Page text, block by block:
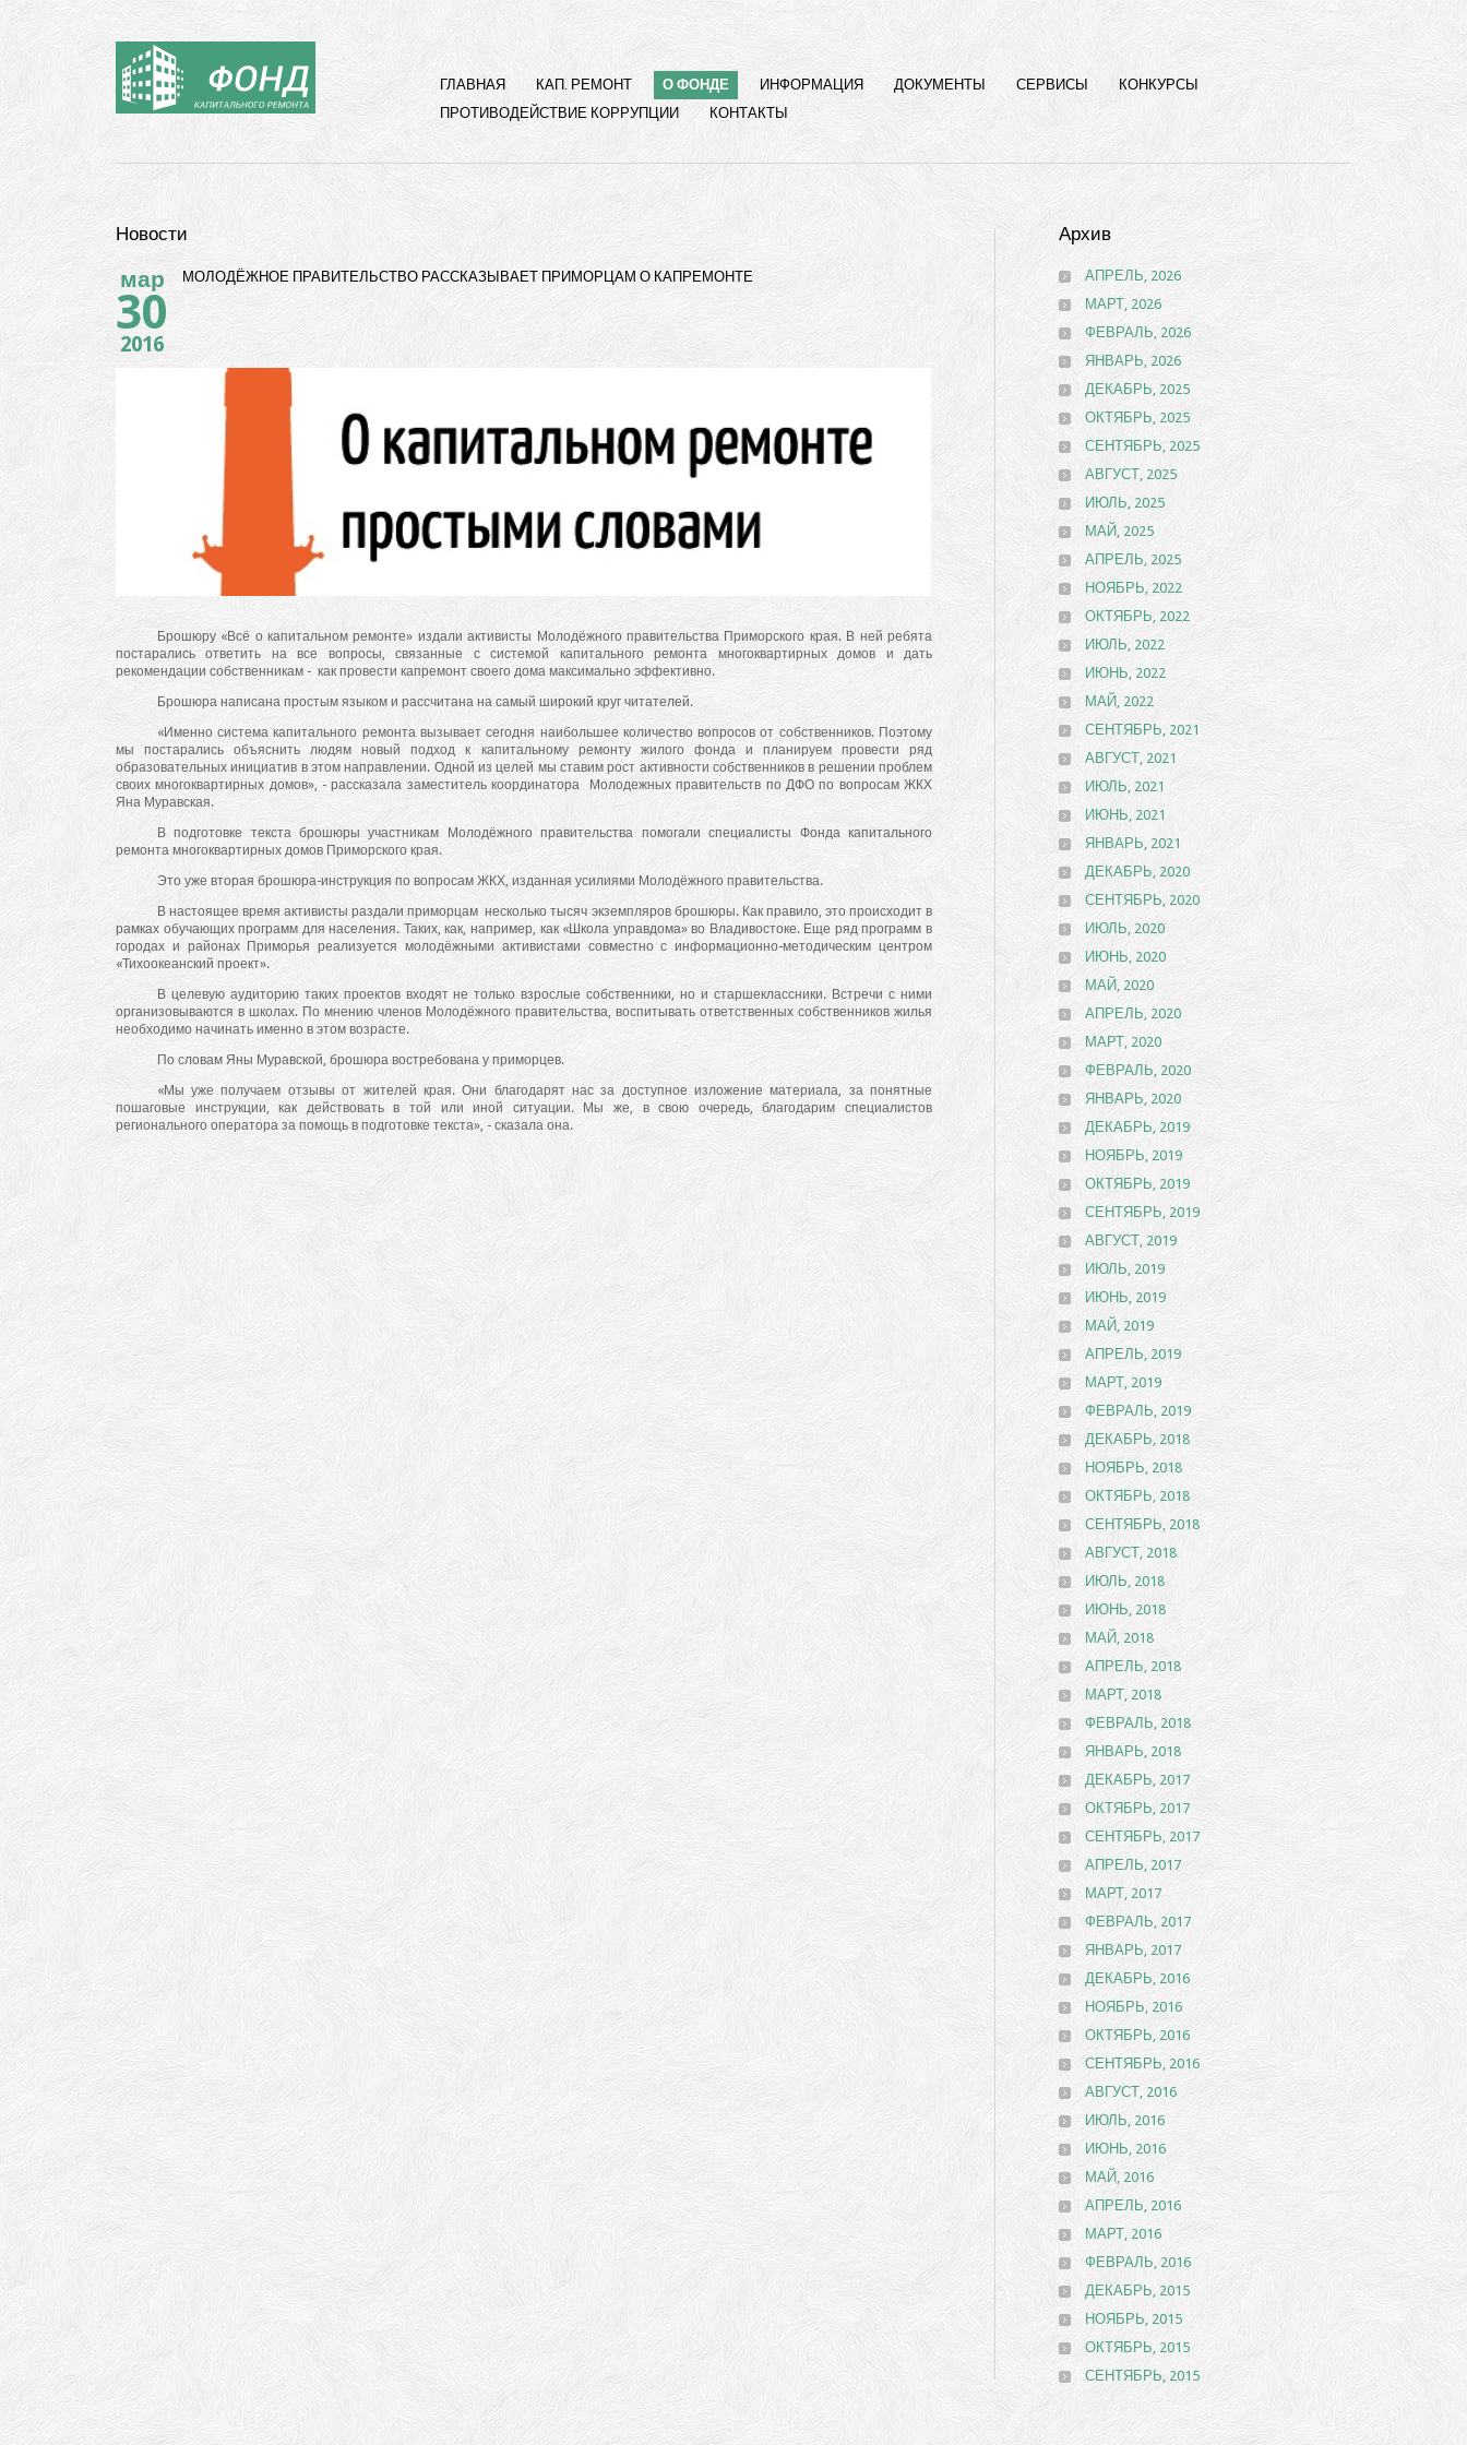
ГЛАВНАЯ КАП. РЕМОНТ О ФОНДЕ ИНФОРМАЦИЯ ДОКУМЕНТЫ СЕРВИСЫ
КОНКУРСЫ
ПРОТИВОДЕЙСТВИЕ КОРРУПЦИИ
КОНТАКТЫ
Новости
мар
30
2016
МОЛОДЁЖНОЕ ПРАВИТЕЛЬСТВО РАССКАЗЫВАЕТ ПРИМОРЦАМ О КАПРЕМОНТЕ
Брошюру «Всё о капитальном ремонте» издали активисты Молодёжного правительства Приморского края. В ней ребята
постарались ответить на все вопросы, связанные с системой капитального ремонта многоквартирных домов и дать
рекомендации собственникам - как провести капремонт своего дома максимально эффективно.
Брошюра написана простым языком и рассчитана на самый широкий круг читателей.
«Именно система капитального ремонта вызывает сегодня наибольшее количество вопросов от собственников. Поэтому
мы постарались объяснить людям новый подход к капитальному ремонту жилого фонда и планируем провести ряд
образовательных инициатив в этом направлении. Одной из целей мы ставим рост активности собственников в решении проблем
своих многоквартирных домов», - рассказала заместитель координатора Молодежных правительств по ДФО по вопросам ЖКХ
Яна Муравская.
В подготовке текста брошюры участникам Молодёжного правительства помогали специалисты Фонда капитального
ремонта многоквартирных домов Приморского края.
Это уже вторая брошюра-инструкция по вопросам ЖКХ, изданная усилиями Молодёжного правительства.
В настоящее время активисты раздали приморцам несколько тысяч экземпляров брошюры. Как правило, это происходит в
рамках обучающих программ для населения. Таких, как, например, как «Школа управдома» во Владивостоке. Еще ряд программ в
городах и районах Приморья реализуется молодёжными активистами совместно с информационно-методическим центром
«Тихоокеанский проект».
В целевую аудиторию таких проектов входят не только взрослые собственники, но и старшеклассники. Встречи с ними
организовываются в школах. По мнению членов Молодёжного правительства, воспитывать ответственных собственников жилья
необходимо начинать именно в этом возрасте.
По словам Яны Муравской, брошюра востребована у приморцев.
«Мы уже получаем отзывы от жителей края. Они благодарят нас за доступное изложение материала, за понятные
пошаговые инструкции, как действовать в той или иной ситуации. Мы же, в свою очередь, благодарим специалистов
регионального оператора за помощь в подготовке текста», - сказала она.
Архив
АПРЕЛЬ, 2026
МАРТ, 2026
ФЕВРАЛЬ, 2026
ЯНВАРЬ, 2026
ДЕКАБРЬ, 2025
ОКТЯБРЬ, 2025
СЕНТЯБРЬ, 2025
АВГУСТ, 2025
ИЮЛЬ, 2025
МАЙ, 2025
АПРЕЛЬ, 2025
НОЯБРЬ, 2022
ОКТЯБРЬ, 2022
ИЮЛЬ, 2022
ИЮНЬ, 2022
МАЙ, 2022
СЕНТЯБРЬ, 2021
АВГУСТ, 2021
ИЮЛЬ, 2021
ИЮНЬ, 2021
ЯНВАРЬ, 2021
ДЕКАБРЬ, 2020
СЕНТЯБРЬ, 2020
ИЮЛЬ, 2020
ИЮНЬ, 2020
МАЙ, 2020
АПРЕЛЬ, 2020
МАРТ, 2020
ФЕВРАЛЬ, 2020
ЯНВАРЬ, 2020
ДЕКАБРЬ, 2019
НОЯБРЬ, 2019
ОКТЯБРЬ, 2019
СЕНТЯБРЬ, 2019
АВГУСТ, 2019
ИЮЛЬ, 2019
ИЮНЬ, 2019
МАЙ, 2019
АПРЕЛЬ, 2019
МАРТ, 2019
ФЕВРАЛЬ, 2019
ДЕКАБРЬ, 2018
НОЯБРЬ, 2018
ОКТЯБРЬ, 2018
СЕНТЯБРЬ, 2018
АВГУСТ, 2018
ИЮЛЬ, 2018
ИЮНЬ, 2018
МАЙ, 2018
АПРЕЛЬ, 2018
МАРТ, 2018
ФЕВРАЛЬ, 2018
ЯНВАРЬ, 2018
ДЕКАБРЬ, 2017
ОКТЯБРЬ, 2017
СЕНТЯБРЬ, 2017
АПРЕЛЬ, 2017
МАРТ, 2017
ФЕВРАЛЬ, 2017
ЯНВАРЬ, 2017
ДЕКАБРЬ, 2016
НОЯБРЬ, 2016
ОКТЯБРЬ, 2016
СЕНТЯБРЬ, 2016
АВГУСТ, 2016
ИЮЛЬ, 2016
ИЮНЬ, 2016
МАЙ, 2016
АПРЕЛЬ, 2016
МАРТ, 2016
ФЕВРАЛЬ, 2016
ДЕКАБРЬ, 2015
НОЯБРЬ, 2015
ОКТЯБРЬ, 2015
СЕНТЯБРЬ, 2015